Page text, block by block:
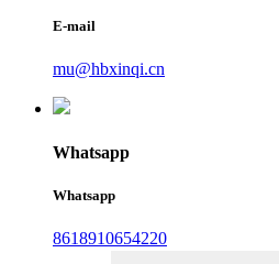
E-mail
mu@hbxinqi.cn
Whatsapp
Whatsapp
8618910654220